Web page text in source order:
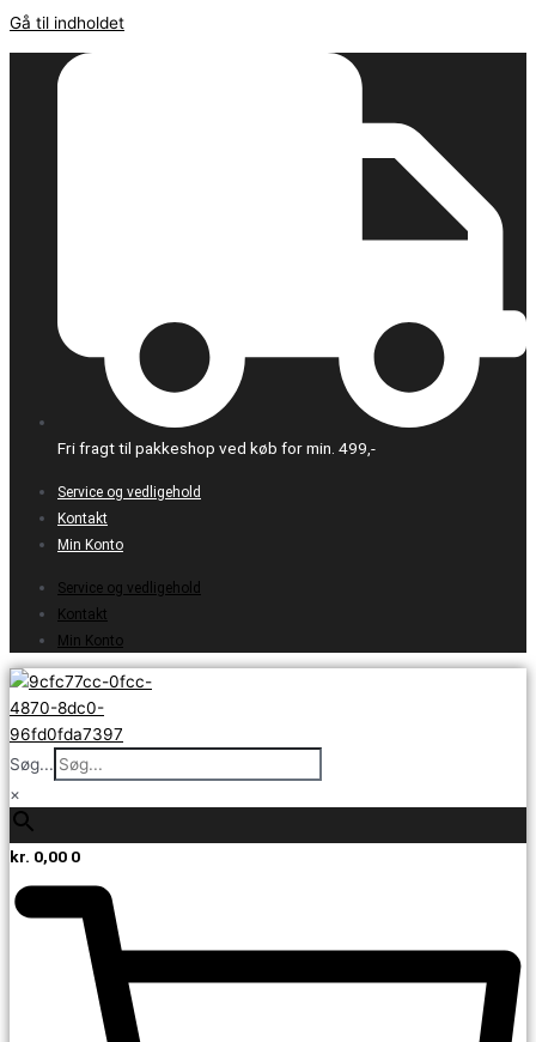
Gå til indholdet
Fri fragt til pakkeshop ved køb for min. 499,-
Service og vedligehold
Kontakt
Min Konto
Service og vedligehold
Kontakt
Min Konto
Søg...
×
kr. 0,00 0